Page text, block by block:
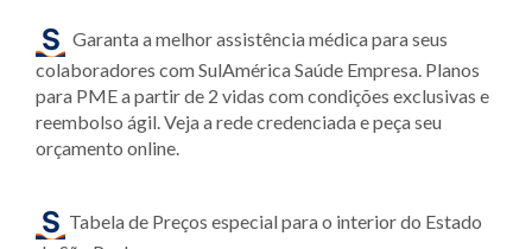
Garanta a melhor assistência médica para seus
colaboradores com SulAmérica Saúde Empresa. Planos
para PME a partir de 2 vidas com condições exclusivas e
reembolso ágil. Veja a rede credenciada e peça seu
orçamento online.
Tabela de Preços especial para o interior do Estado